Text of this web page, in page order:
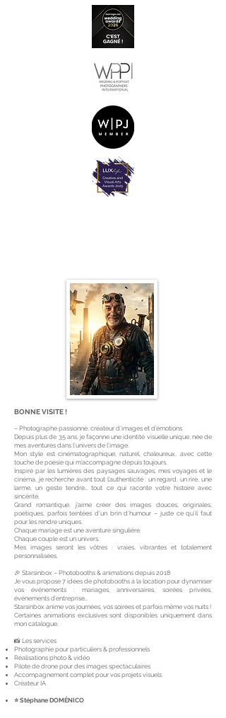
BONNE VISITE !
– Photographe passionné, créateur d'images et d’émotions
Depuis plus de 35 ans, je façonne une identité visuelle unique, née de
mes aventures dans l’univers de l’image.
Mon style est cinématographique, naturel, chaleureux, avec cette
touche de poésie qui m’accompagne depuis toujours.
Inspiré par les lumières des paysages sauvages, mes voyages et le
cinéma, je recherche avant tout l’authenticité : un regard, un rire, une
larme, un geste tendre… tout ce qui raconte votre histoire avec
sincérité.
Grand romantique, j’aime créer des images douces, originales,
poétiques, parfois teintées d’un brin d’humour – juste ce qu’il faut
pour les rendre uniques.
Chaque mariage est une aventure singulière.
Chaque couple est un univers.
Mes images seront les vôtres : vraies, vibrantes et totalement
personnalisées.
🎉 Starsinbox – Photobooths & animations depuis 2018
Je vous propose 7 idées de photobooths à la location pour dynamiser
vos événements : mariages, anniversaires, soirées privées,
événements d’entreprise…
Starsinbox anime vos journées, vos soirées et parfois même vos nuits !
Certaines animations exclusives sont disponibles uniquement dans
mon catalogue.
📸 Les services
Photographie pour particuliers & professionnels
Réalisations photo & vidéo
Pilote de drone pour des images spectaculaires
Accompagnement complet pour vos projets visuels
Créateur IA
⭐ Stéphane DOMÉNICO